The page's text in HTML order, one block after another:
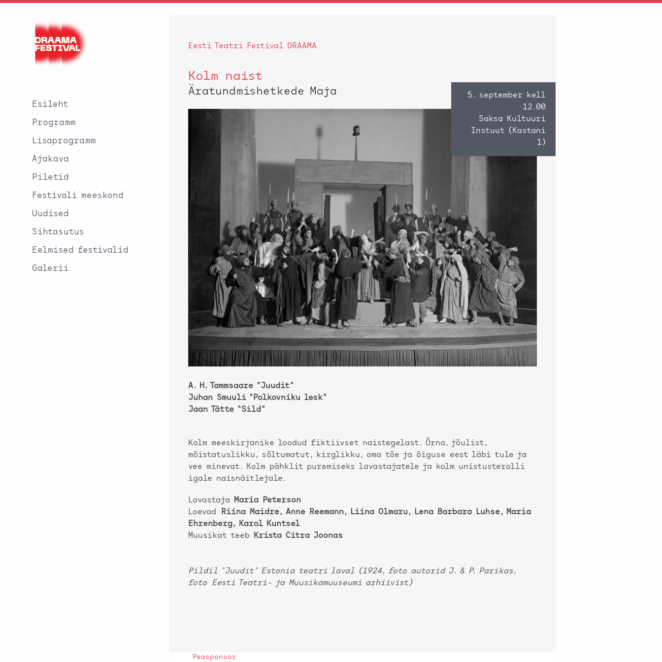
Esileht
Programm
Lisaprogramm
Ajakava
Piletid
Festivali meeskond
Uudised
Sihtasutus
Eelmised festivalid
Galerii
Eesti Teatri Festival DRAAMA
Kolm naist
Äratundmishetkede Maja
5. september kell
12.00
Saksa Kultuuri
Instuut (Kastani
1)
A. H. Tammsaare “Juudit”
Juhan Smuuli “Polkovniku lesk”
Jaan Tätte “Sild”
Kolm meeskirjanike loodud fiktiivset naistegelast. Õrna, jõulist,
mõistatuslikku, sõltumatut, kirglikku, oma tõe ja õiguse eest läbi tule ja
vee minevat. Kolm pähklit puremiseks lavastajatele ja kolm unistusterolli
igale naisnäitlejale.
Lavastaja
Maria Peterson
Loevad
Riina Maidre, Anne Reemann, Liina Olmaru, Lena Barbara Luhse, Maria
Ehrenberg, Karol Kuntsel
Muusikat teeb Krista Citra Joonas
Pildil "Juudit" Estonia teatri laval (1924, foto autorid J. & P. Parikas,
foto Eesti Teatri- ja Muusikamuuseumi arhiivist)
Peasponsor